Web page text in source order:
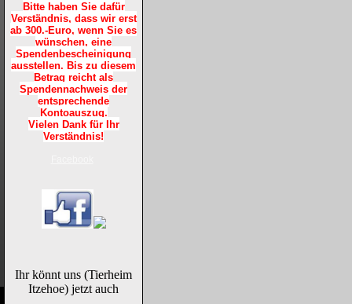
Bitte haben Sie dafür
Verständnis, dass wir erst
ab 300.-Euro, wenn Sie es
wünschen, eine
Spendenbescheinigung
ausstellen. Bis zu diesem
Betrag reicht als
Spendennachweis der
entsprechende
Kontoauszug.
Vielen Dank für Ihr
Verständnis!
Ihr könnt uns (Tierheim
Itzehoe) jetzt auch